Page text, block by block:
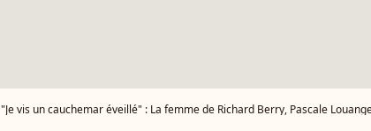
"Je vis un cauchemar éveillé" : La femme de Richard Berry, Pascale